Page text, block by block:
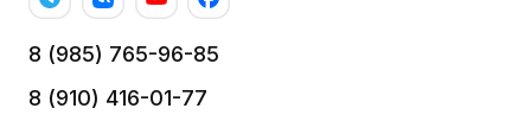
8 (985) 765-96-85
8 (910) 416-01-77